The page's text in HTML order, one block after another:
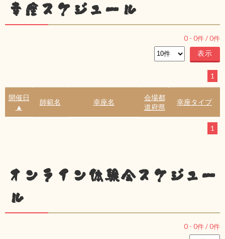
幸座スケジュール
0 - 0件 /0件
1
開催日
▲
師範名 幸座名
会場都
道府県
幸座タイプ
1
オンライン体験会スケジュー
ル
0 - 0件 /0件